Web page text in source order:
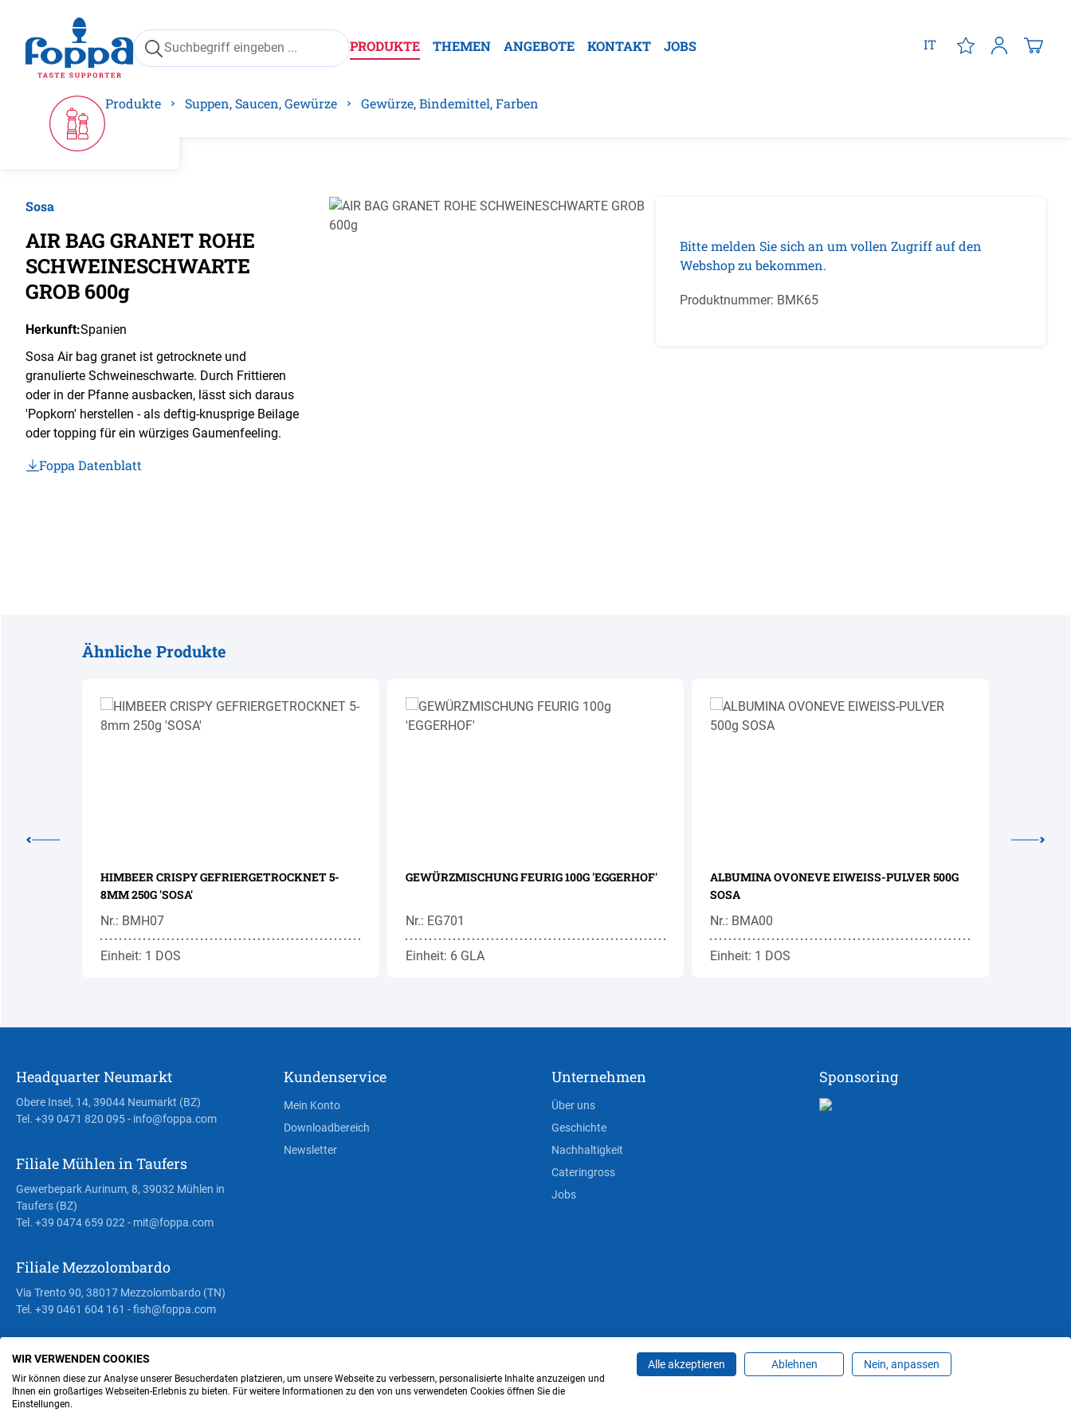
Zur Hauptnavigation springen
PRODUKTE THEMEN ANGEBOTE KONTAKT JOBS IT
Produkte Suppen, Saucen, Gewürze Gewürze, Bindemittel, Farben
Sosa
AIR BAG GRANET ROHE
SCHWEINESCHWARTE
GROB 600g
Herkunft:Spanien
Sosa Air bag granet ist getrocknete und
granulierte Schweineschwarte. Durch Frittieren
oder in der Pfanne ausbacken, lässt sich daraus
'Popkorn' herstellen - als deftig-knusprige Beilage
oder topping für ein würziges Gaumenfeeling.
Foppa Datenblatt
Bildergalerie überspringen
Bitte melden Sie sich an um vollen Zugriff auf den
Webshop zu bekommen.
Produktnummer: BMK65
Ähnliche Produkte
HIMBEER CRISPY GEFRIERGETROCKNET 5-
8MM 250G 'SOSA'
Nr.: BMH07
Einheit: 1 DOS
GEWÜRZMISCHUNG FEURIG 100G 'EGGERHOF'
Nr.: EG701
Einheit: 6 GLA
ALBUMINA OVONEVE EIWEISS-PULVER 500G
SOSA
Nr.: BMA00
Einheit: 1 DOS
Headquarter Neumarkt
Obere Insel, 14, 39044 Neumarkt (BZ)
Tel. +39 0471 820 095- info@foppa.com
Filiale Mühlen in Taufers
Gewerbepark Aurinum, 8, 39032 Mühlen in
Taufers (BZ)
Tel. +39 0474 659 022 - mit@foppa.com
Filiale Mezzolombardo
Via Trento 90, 38017 Mezzolombardo (TN)
Tel. +39 0461 604 161 - fish@foppa.com
Kundenservice
Mein Konto
Downloadbereich
Newsletter
Unternehmen
Über uns
Geschichte
Nachhaltigkeit
Cateringross
Jobs
Sponsoring
Steuer- und MwSt.- Nr. IT00676670219 AGB Privacy Policy Impressum
Cookie-Einstellungen ändern
WIR VERWENDEN COOKIES
Wir können diese zur Analyse unserer Besucherdaten platzieren, um unsere Webseite zu verbessern, personalisierte Inhalte anzuzeigen und
Ihnen ein großartiges Webseiten-Erlebnis zu bieten. Für weitere Informationen zu den von uns verwendeten Cookies öffnen Sie die
Einstellungen.
Alle akzeptieren Ablehnen Nein, anpassen